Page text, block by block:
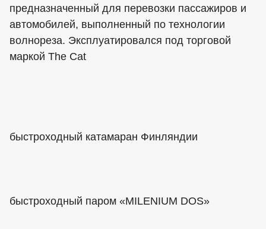
предназначенный для перевозки пассажиров и
автомобилей, выполненный по технологии
волнореза. Эксплуатировался под торговой
маркой The Cat
быстроходный катамаран Финляндии
быстроходный паром «MILENIUM DOS»